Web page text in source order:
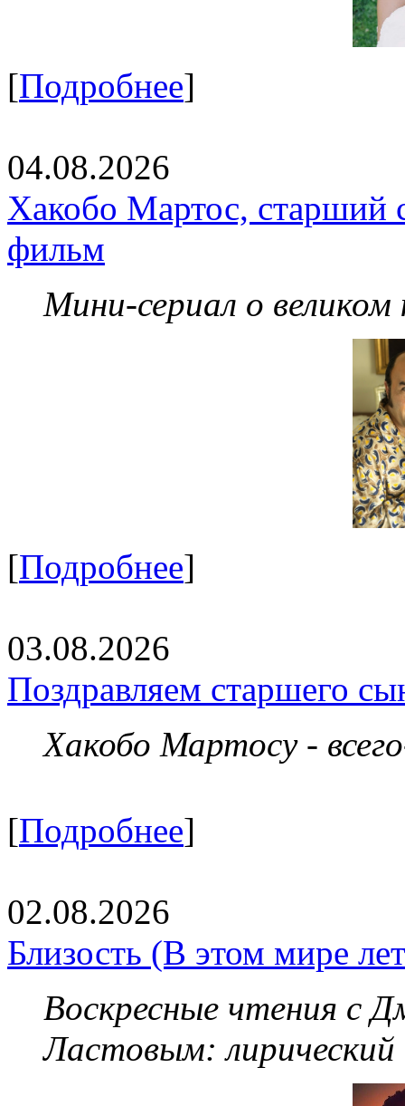
[Подробнее]
04.08.2026
Хакобо Мартос, старший
фильм
Мини-сериал о великом
[Подробнее]
03.08.2026
Поздравляем старшего
Хакобо Мартосу -
[Подробнее]
02.08.2026
Близость (В этом мире
Воскресные чтения с
Ластовым: